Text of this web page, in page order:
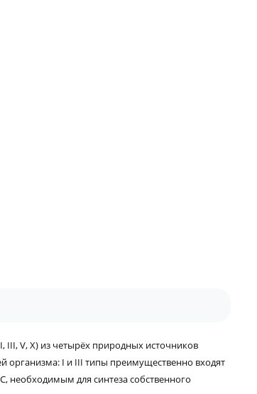
V, X) из четырёх природных источников
организма: I и III типы преимущественно входят
необходимым для синтеза собственного